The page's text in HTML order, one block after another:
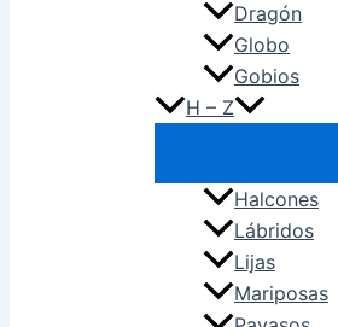
Dragón
Globo
Gobios
H – Z
Halcones
Lábridos
Lijas
Mariposas